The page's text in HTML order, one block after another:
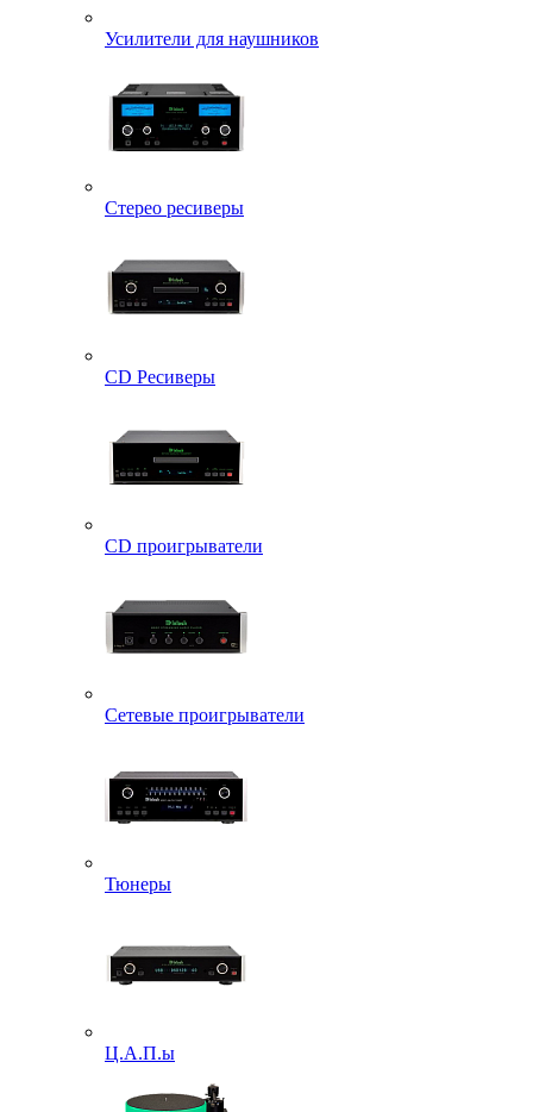
Усилители для наушников
Стерео ресиверы
CD Ресиверы
CD проигрыватели
Сетевые проигрыватели
Тюнеры
Ц.А.П.ы